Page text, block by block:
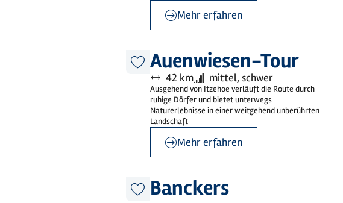
Mehr erfahren
Diesen
Artikel
merken
Auenwiesen-Tour
Entfernung:
42 km Anforderung:
mittel, schwer
Ausgehend von Itzehoe verläuft die Route durch
ruhige Dörfer und bietet unterwegs
Naturerlebnisse in einer weitgehend unberührten
Landschaft
Mehr erfahren
DiesenBanckers